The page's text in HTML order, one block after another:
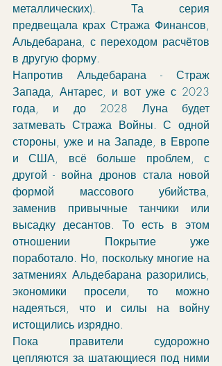
металлических). Та серия
предвещала крах Стража Финансов,
Альдебарана, с переходом расчётов
в другую форму.
Напротив Альдебарана - Страж
Запада, Антарес, и вот уже с 2023
года, и до 2028 Луна будет
затмевать Стража Войны. С одной
стороны, уже и на Западе, в Европе
и США, всё больше проблем, с
другой - война дронов стала новой
формой массового убийства,
заменив привычные танчики или
высадку десантов. То есть в этом
отношении Покрытие уже
поработало. Но, поскольку многие на
затмениях Альдебарана разорились,
экономики просели, то можно
надеяться, что и силы на войну
истощились изрядно.
Пока правители судорожно
цепляются за шатающиеся под ними